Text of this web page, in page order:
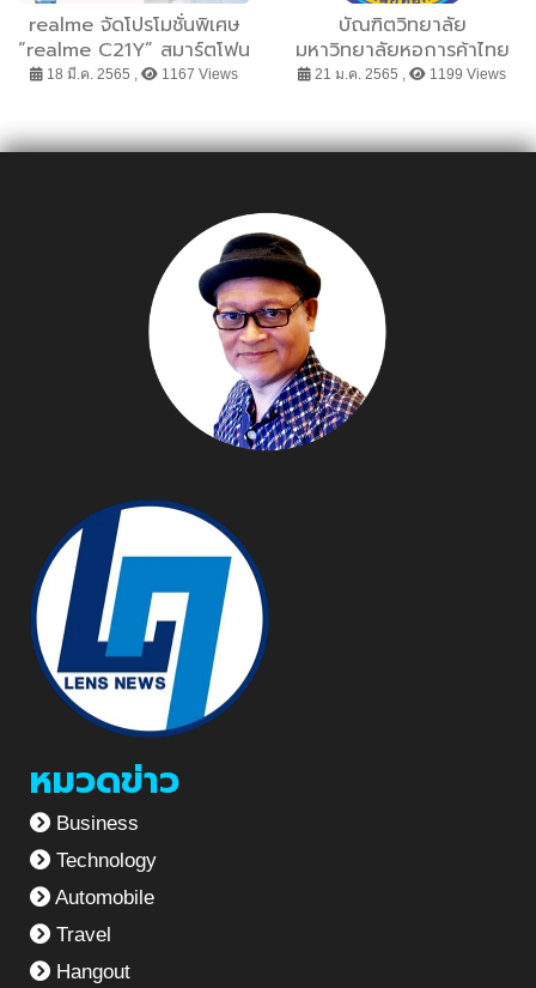
realme จัดโปรโมชั่นพิเศษ
“realme C21Y” สมาร์ตโฟน
ระดับ Entry Level ลดทันที
เป็นต้นไป
18 มี.ค. 2565 , 1167 Views
บัณฑิตวิทยาลัย
มหาวิทยาลัยหอการค้าไทย
เปิดคอร์ส 21 วัน
โมชั่นพิเศษต้อนรับตรุษจีน !!
21 ม.ค. 2565 , 1199 Views
หมวดข่าว
Business
Technology
Automobile
Travel
Hangout